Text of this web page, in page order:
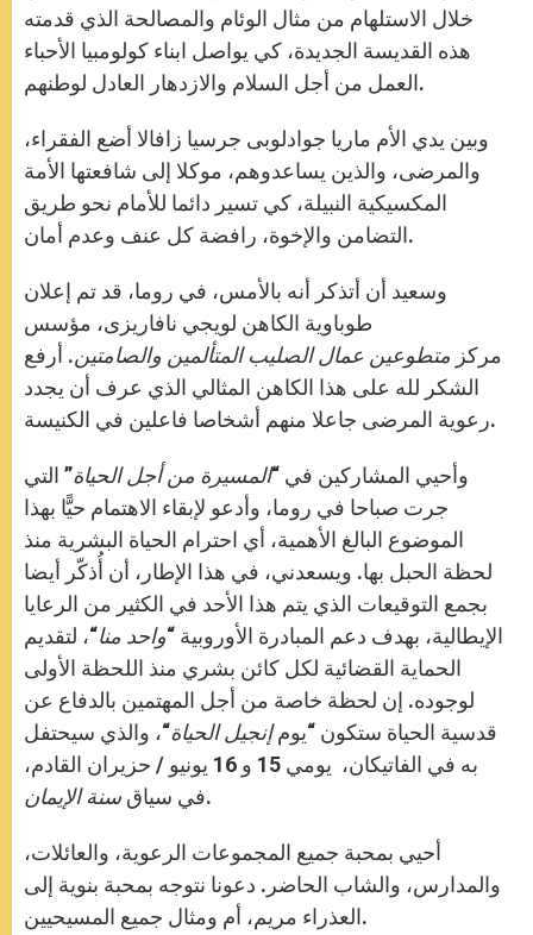
خلال الاستلهام من مثال الوئام والمصالحة الذي قدمته
هذه القديسة الجديدة، كي يواصل ابناء كولومبيا الأحباء
العمل من أجل السلام والازدهار العادل لوطنهم.
وبين يدي الأم ماريا جوادلوبى جرسيا زافالا أضع الفقراء،
والمرضى، والذين يساعدوهم، موكلا إلى شافعتها الأمة
المكسيكية النبيلة، كي تسير دائما للأمام نحو طريق
التضامن والإخوة، رافضة كل عنف وعدم أمان.
وسعيد أن أتذكر أنه بالأمس، في روما، قد تم إعلان
طوباوية الكاهن لويجي نافاريزى، مؤسس
مركز متطوعين عمال الصليب المتألمين والصامتين. أرفع
الشكر لله على هذا الكاهن المثالي الذي عرف أن يجدد
رعوية المرضى جاعلا منهم أشخاصا فاعلين في الكنيسة.
وأحيي المشاركين في “المسيرة من أجل الحياة” التي
جرت صباحا في روما، وأدعو لإبقاء الاهتمام حيًّا بهذا
الموضوع البالغ الأهمية، أي احترام الحياة البشرية منذ
لحظة الحبل بها. ويسعدني، في هذا الإطار، أن أُذكّر أيضا
بجمع التوقيعات الذي يتم هذا الأحد في الكثير من الرعايا
الإيطالية، بهدف دعم المبادرة الأوروبية “واحد منا“، لتقديم
الحماية القضائية لكل كائن بشري منذ اللحظة الأولى
لوجوده. إن لحظة خاصة من أجل المهتمين بالدفاع عن
قدسية الحياة ستكون “يومإنجيل الحياة“، والذي سيحتفل
به في الفاتيكان، يومي 15 و 16 يونيو / حزيران القادم،
في سياق سنة الإيمان .
أحيي بمحبة جميع المجموعات الرعوية، والعائلات،
والمدارس، والشاب الحاضر. دعونا نتوجه بمحبة بنوية إلى
العذراء مريم، أم ومثال جميع المسيحيين.